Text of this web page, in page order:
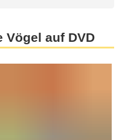
Vögel auf DVD